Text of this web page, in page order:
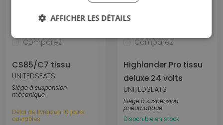
Comparez
CS85/C7 tissu
UNITEDSEATS
Siège à suspension
mécanique
Délai de livraison 10 jours
ouvrables
Comparez
Highlander Pro tissu
deluxe 24 volts
UNITEDSEATS
Siège à suspension
pneumatique
Disponible en stock
AFFICHER LES DÉTAILS